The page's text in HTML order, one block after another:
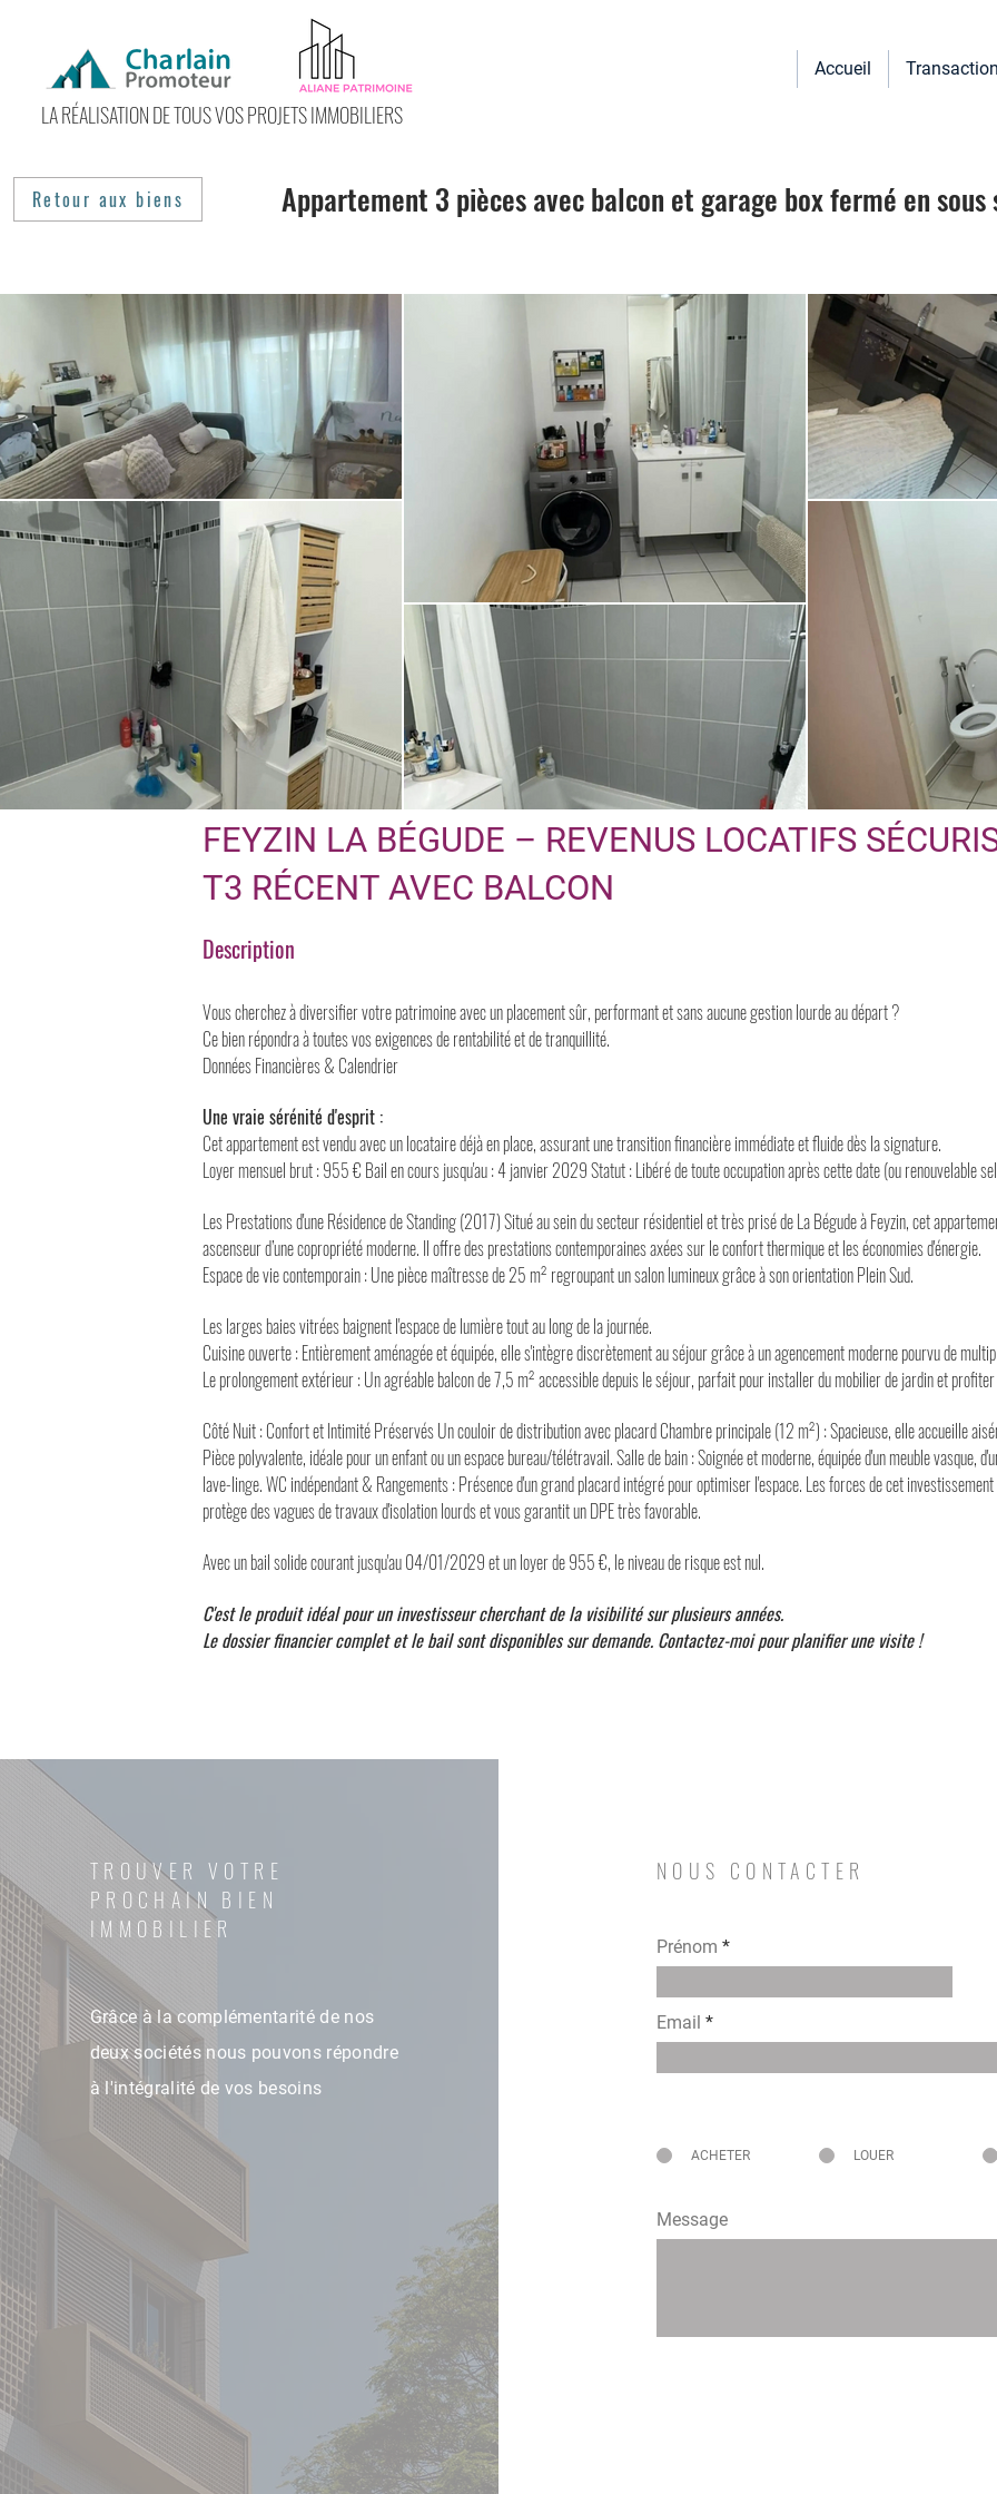
Accueil
LA RÉALISATION DE TOUS VOS PROJETS IMMOBILIERS
Retour aux biens Appartement 3 pièces avec balcon et garage box fermé en sous
FEYZIN LA BÉGUDE – REVENUS LOCATIFS
T3 RÉCENT AVEC BALCON
Description
Vous cherchez à diversifier votre patrimoine avec un placement sûr, performant et sans aucune gestion lourde au départ ?
Ce bien répondra à toutes vos exigences de rentabilité et de tranquillité.
Données Financières & Calendrier
Une vraie sérénité d'esprit :
Cet appartement est vendu avec un locataire déjà en place, assurant une transition financière immédiate et fluide dès la signature.
Loyer mensuel brut : 955 € Bail en cours jusqu'au : 4 janvier 2029 Statut : Libéré de toute occupation après cette date (ou renouvelable
Les Prestations d'une Résidence de Standing (2017) Situé au sein du secteur résidentiel et très prisé de La Bégude à Feyzin, cet
ascenseur d’une copropriété moderne. Il offre des prestations contemporaines axées sur le confort thermique et les économies d'énergie.
Espace de vie contemporain : Une pièce maîtresse de 25 m² regroupant un salon lumineux grâce à son orientation Plein Sud.
Les larges baies vitrées baignent l'espace de lumière tout au long de la journée.
Cuisine ouverte : Entièrement aménagée et équipée, elle s'intègre discrètement au séjour grâce à un agencement moderne pourvu de
Le prolongement extérieur : Un agréable balcon de 7,5 m² accessible depuis le séjour, parfait pour installer du mobilier de jardin et
Côté Nuit : Confort et Intimité Préservés Un couloir de distribution avec placard Chambre principale (12 m²) : Spacieuse, elle accueille
Pièce polyvalente, idéale pour un enfant ou un espace bureau/télétravail. Salle de bain : Soignée et moderne, équipée d'un meuble vasque,
lave-linge. WC indépendant & Rangements : Présence d'un grand placard intégré pour optimiser l'espace. Les forces de cet
protège des vagues de travaux d'isolation lourds et vous garantit un DPE très favorable.
Avec un bail solide courant jusqu'au 04/01/2029 et un loyer de 955 €, le niveau de risque est nul.
C'est le produit idéal pour un investisseur cherchant de la visibilité sur plusieurs années.
Le dossier financier complet et le bail sont disponibles sur demande. Contactez-moi pour planifier une visite !
TROUVER VOTRE
PROCHAIN BIEN
IMMOBILIER
Grâce à la complémentarité de nos
deux sociétés nous pouvons répondre
à l'intégralité de vos besoins
NOUS CONTACTER
Prénom
Email
ACHETER LOUER
Message